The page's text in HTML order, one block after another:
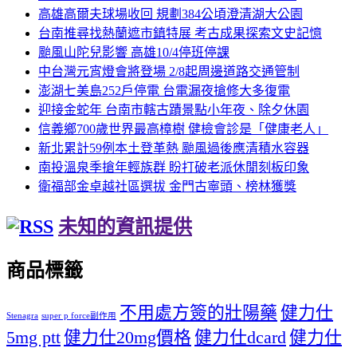
高雄高爾夫球場收回 規劃384公頃澄清湖大公園
台南推尋找熱蘭遮市鎮特展 考古成果探索文史記憶
颱風山陀兒影響 高雄10/4停班停課
中台灣元宵燈會將登場 2/8起周邊道路交通管制
澎湖七美島252戶停電 台電漏夜搶修大多復電
迎接金蛇年 台南市轄古蹟景點小年夜、除夕休園
信義鄉700歲世界最高樟樹 健檢會診是「健康老人」
新北累計59例本土登革熱 颱風過後應清積水容器
南投溫泉季搶年輕族群 盼打破老派休閒刻板印象
衛福部金卓越社區選拔 金門古寧頭、榜林獲獎
未知的資訊提供
商品標籤
Stenagra super p force副作用 不用處方簽的壯陽藥 健力仕
5mg ptt健力仕20mg價格健力仕dcard健力仕